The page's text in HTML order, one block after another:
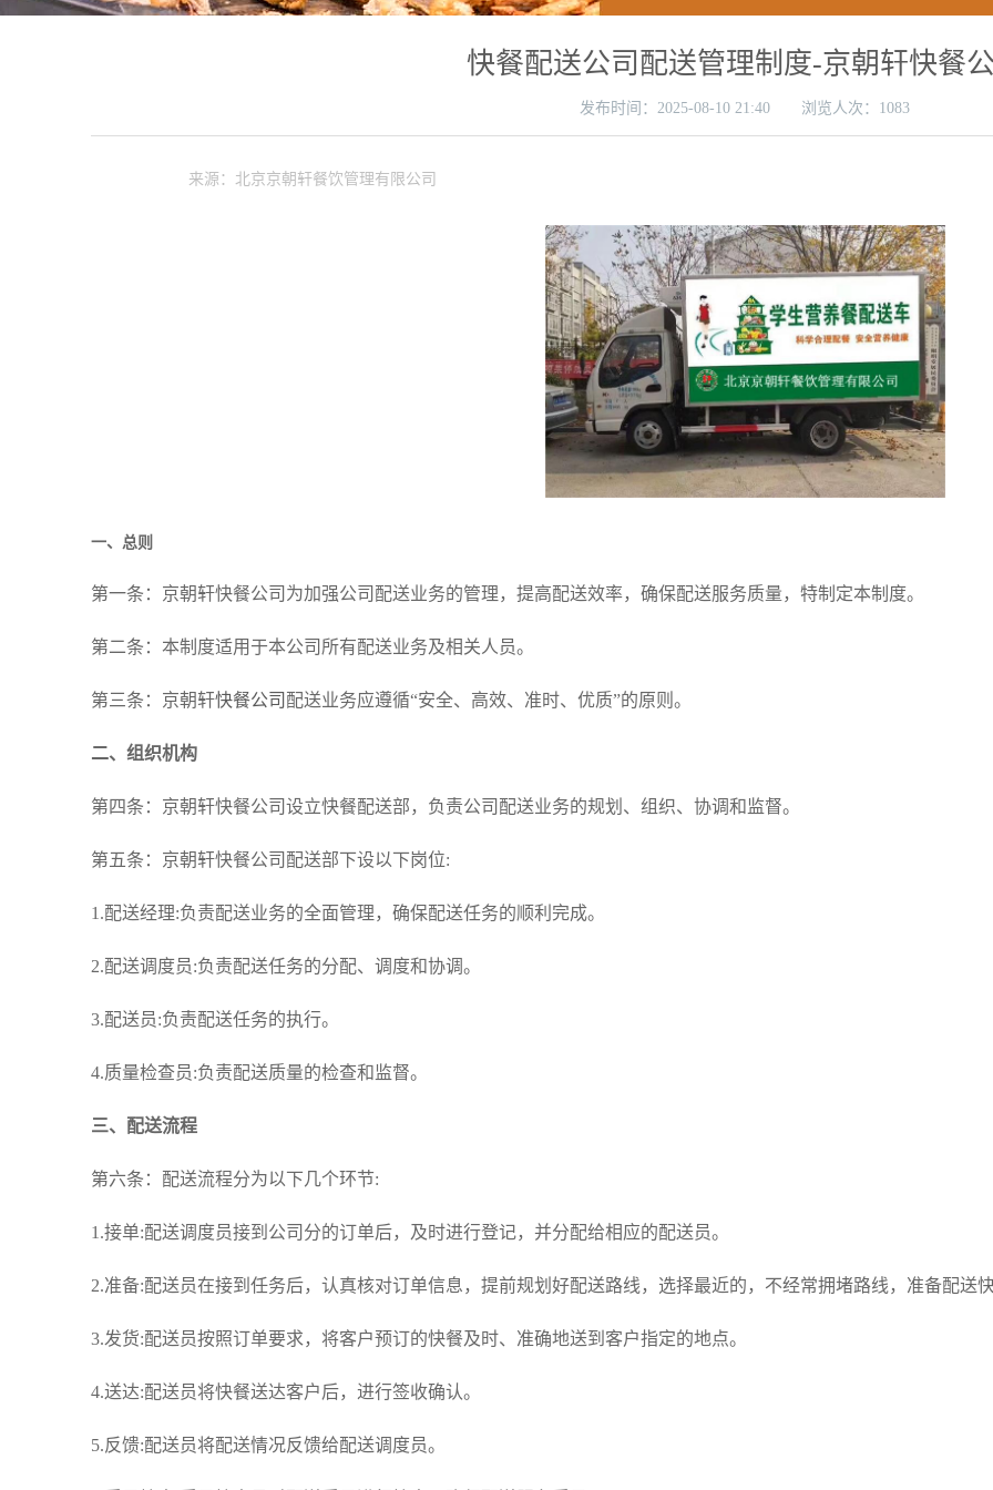
快餐配送公司配送管理制度-京朝轩快餐
发布时间： 2025-08-10 21:40 浏览人次：1083
来源：北京京朝轩餐饮管理有限公司
一、总则
第一条：京朝轩快餐公司为加强公司配送业务的管理，提高配送效率，确保配送服务质量，特制定本制度。
第二条：本制度适用于本公司所有配送业务及相关人员。
第三条：京朝轩快餐公司 配送业务应遵循“安全、高效、准时、优质”的原则。
二、组织机构
第四条：京朝轩快餐公司设立快餐配送部，负责公司配送业务的规划、组织、协调和监督。
第五条：京朝轩快餐公司配送部下设以下岗位:
1.配送经理:负责配送业务的全面管理，确保配送任务的顺利完成。
2.配送调度员:负责配送任务的分配、调度和协调。
3.配送员:负责配送任务的执行。
4.质量检查员:负责配送质量的检查和监督。
三、配送流程
第六条：配送流程分为以下几个环节:
1.接单:配送调度员接到公司分的订单后，及时进行登记，并分配给相应的配送员。
2.准备:配送员在接到任务后，认真核对订单信息，提前规划好配送路线，选择最近的，不经常拥堵路线，准备配送
3.发货:配送员按照订单要求，将客户预订的快餐及时、准确地送到客户指定的地点。
4.送达:配送员将快餐送达客户后，进行签收确认。
5.反馈:配送员将配送情况反馈给配送调度员。